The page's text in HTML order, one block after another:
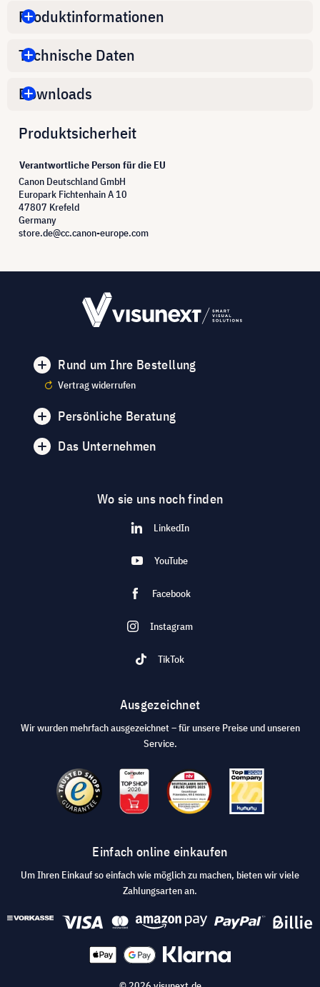
Produktinformationen
Technische Daten
Downloads
Produktsicherheit
Verantwortliche Person für die EU
Canon Deutschland GmbH
Europark Fichtenhain A 10
47807 Krefeld
Germany
store.de@cc.canon-europe.com
Rund um Ihre Bestellung
Vertrag widerrufen
Persönliche Beratung
Das Unternehmen
Wo sie uns noch finden
LinkedIn
YouTube
Facebook
Instagram
TikTok
Ausgezeichnet
Wir wurden mehrfach ausgezeichnet – für unsere Preise und unseren
Service.
Einfach online einkaufen
Um Ihren Einkauf so einfach wie möglich zu machen, bieten wir viele
Zahlungsarten an.